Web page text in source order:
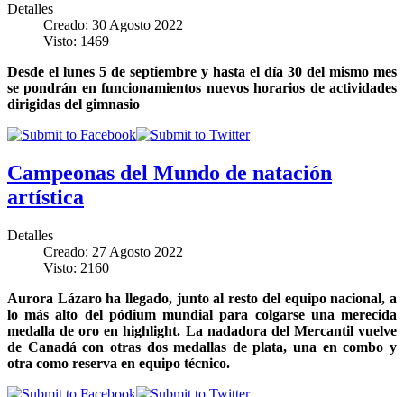
Detalles
Creado: 30 Agosto 2022
Visto: 1469
Desde el lunes 5 de septiembre y hasta el día 30 del mismo mes
se pondrán en funcionamientos nuevos horarios de actividades
dirigidas del gimnasio
Campeonas del Mundo de natación
artística
Detalles
Creado: 27 Agosto 2022
Visto: 2160
Aurora Lázaro ha llegado, junto al resto del equipo nacional, a
lo más alto del pódium mundial para colgarse una merecida
medalla de oro en highlight. La nadadora del Mercantil vuelve
de Canadá con otras dos medallas de plata, una en combo y
otra como reserva en equipo técnico.